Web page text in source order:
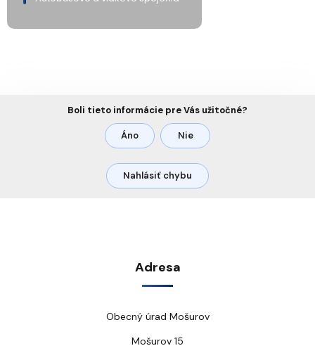
Boli tieto informácie pre Vás užitočné?
Áno Nie
Nahlásiť chybu
Adresa
Obecný úrad Mošurov
Mošurov 15